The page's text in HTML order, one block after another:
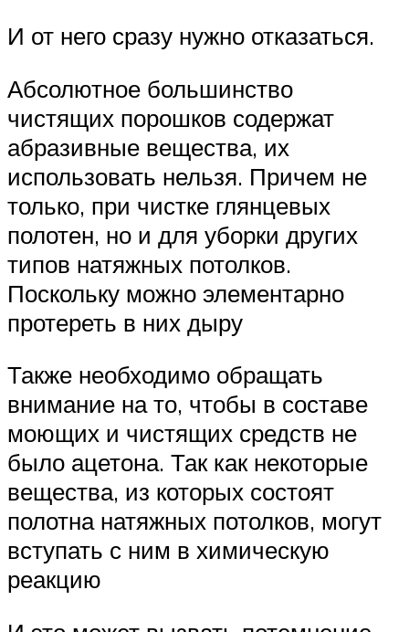
И от него сразу нужно отказаться.
Абсолютное большинство
чистящих порошков содержат
абразивные вещества, их
использовать нельзя. Причем не
только, при чистке глянцевых
полотен, но и для уборки других
типов натяжных потолков.
Поскольку можно элементарно
протереть в них дыру
Также необходимо обращать
внимание на то, чтобы в составе
моющих и чистящих средств не
было ацетона. Так как некоторые
вещества, из которых состоят
полотна натяжных потолков, могут
вступать с ним в химическую
реакцию